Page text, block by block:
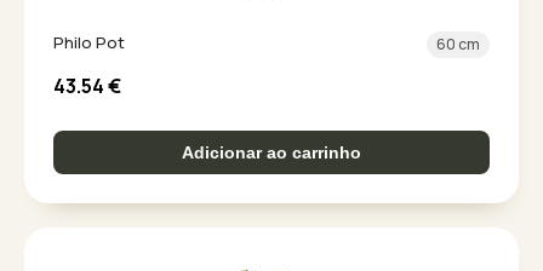
Philo Pot 60 cm
43.54€
Adicionar ao carrinho